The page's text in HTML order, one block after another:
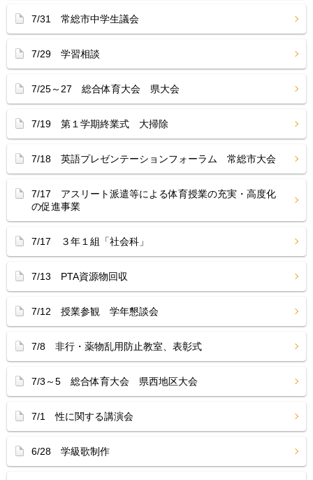
7/31 常総市中学生議会
7/29 学習相談
7/25～27 総合体育大会 県大会
7/19 第１学期終業式 大掃除
7/18 英語プレゼンテーションフォーラム 常総市大会
7/17 アスリート派遣等による体育授業の充実・高度化
の促進事業
7/17 ３年１組「社会科」
7/13 PTA資源物回収
7/12 授業参観 学年懇談会
7/8 非行・薬物乱用防止教室、表彰式
7/3～5 総合体育大会 県西地区大会
7/1 性に関する講演会
6/28 学級歌制作